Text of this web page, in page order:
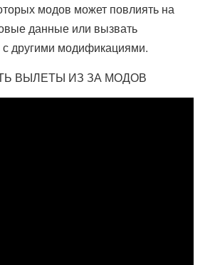
модов может повлиять на
данные или вызвать
с другими модификациями.
ВЫЛЕТЫ ИЗ ЗА МОДОВ